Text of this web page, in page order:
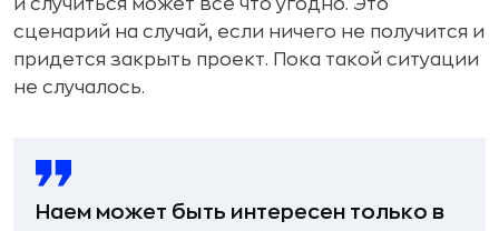
и случиться может все что угодно. Это
сценарий на случай, если ничего не получится и
придется закрыть проект. Пока такой ситуации
не случалось.
Наем может быть интересен только в